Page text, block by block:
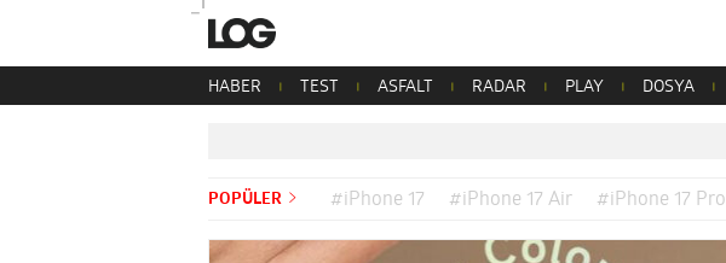
HABER TEST ASFALT RADAR PLAY DOSYA
POPÜLER #iPhone 17 #iPhone 17 Air #iPhone 17 Pro